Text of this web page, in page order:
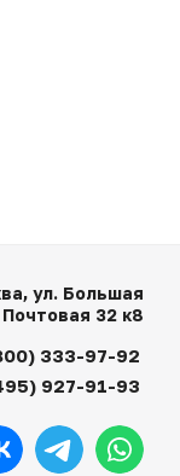
ул. Большая
Почтовая 32 к8
333-97-92
927-91-93